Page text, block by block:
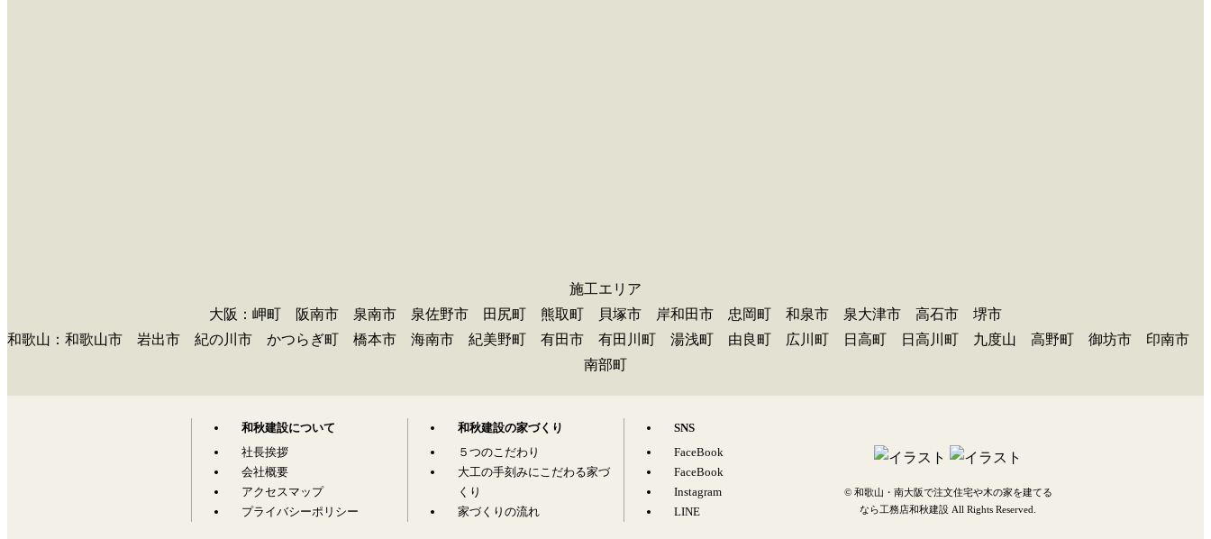
施工エリア
大阪：岬町 阪南市 泉南市 泉佐野市 田尻町 熊取町 貝塚市 岸和田市 忠岡町 和泉市 泉大津市 高石市 堺市
和歌山 ：和歌山市 岩出市 紀の川市 かつらぎ町 橋本市 海南市 紀美野町 有田市 有田川町 湯浅町 由良町 広川町 日高町 日高川町 九度山 高野町 御坊市 印南市
南部町
和秋建設について
社長挨拶
会社概要
アクセスマップ
プライバシーポリシー
和秋建設の家づくり
５つのこだわり
大工の手刻みにこだわる家づ
くり
家づくりの流れ
SNS
FaceBook
FaceBook
Instagram
LINE
© 和歌山・南大阪で注文住宅や木の家を建てる
なら工務店和秋建設 All Rights Reserved.